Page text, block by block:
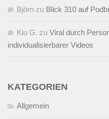
Björn zu Blick 310 auf
Kiu G. zu Viral durch
individualisierbarer Videos
KATEGORIEN
Allgemein